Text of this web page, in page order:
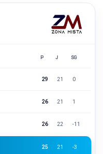
P J SG
29 21 0
26 21 1
26 22 -11
25 21 -3